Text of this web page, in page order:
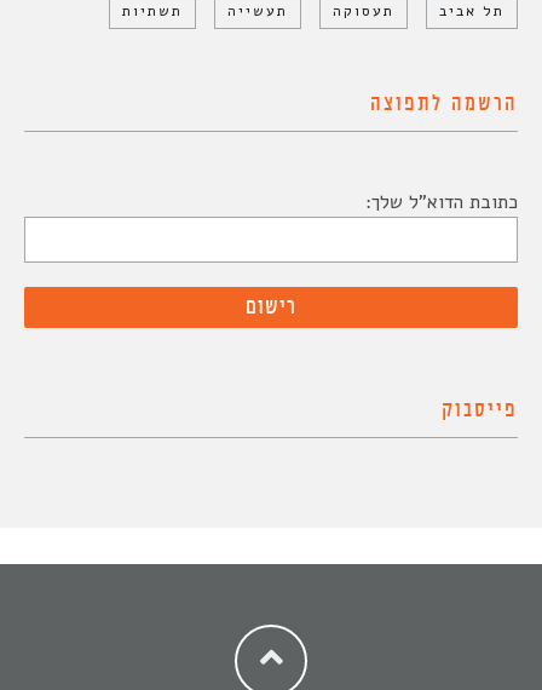
תל אביב תעסוקה תעשייה תשתיות
הרשמה לתפוצה
כתובת הדוא"ל שלך:
פייסבוק